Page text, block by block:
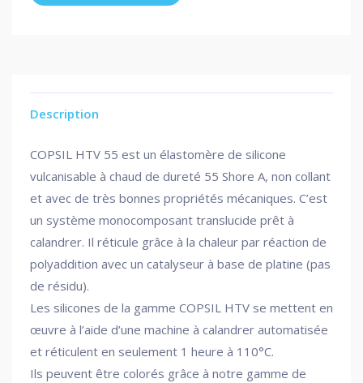
Description
COPSIL HTV 55 est un élastomère de silicone
vulcanisable à chaud de dureté 55 Shore A, non collant
et avec de très bonnes propriétés mécaniques. C’est
un système monocomposant translucide prêt à
calandrer. Il réticule grâce à la chaleur par réaction de
polyaddition avec un catalyseur à base de platine (pas
de résidu).
Les silicones de la gamme COPSIL HTV se mettent en
œuvre à l’aide d’une machine à calandrer automatisée
et réticulent en seulement 1 heure à 110°C.
Ils peuvent être colorés grâce à notre gamme de